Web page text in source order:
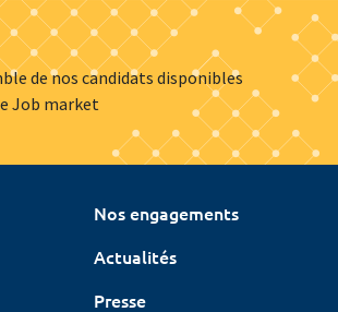
de nos candidats disponibles
Job market
Nos engagements
Actualités
Presse